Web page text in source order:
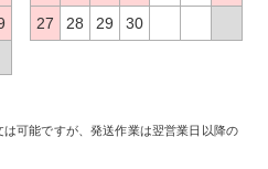
27
28 29 30
可能ですが、発送作業は翌営業日以降の